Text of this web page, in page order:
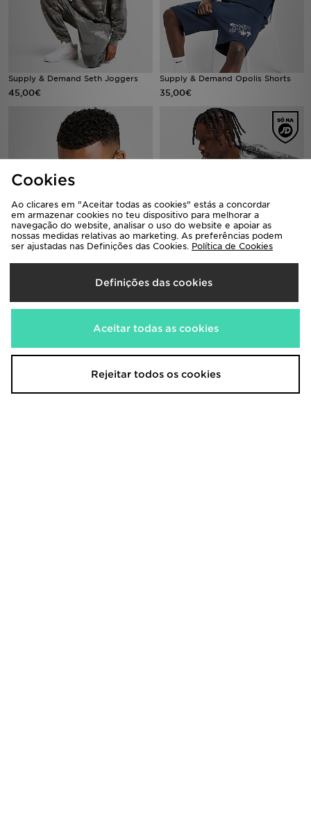
Supply & Demand Seth Joggers
45,00€
Supply & Demand Opolis Shorts
35,00€
35,00€
Cookies
Ao clicares em "Aceitar todas as cookies" estás a concordar
em armazenar cookies no teu dispositivo para melhorar a
navegação do website, analisar o uso do website e apoiar as
nossas medidas relativas ao marketing. As preferências podem
ser ajustadas nas Definições das Cookies. Política de Cookies
Definições das cookies
Aceitar todas as cookies
Rejeitar todos os cookies